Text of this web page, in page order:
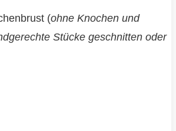
(ohne Knochen und
Stücke geschnitten oder